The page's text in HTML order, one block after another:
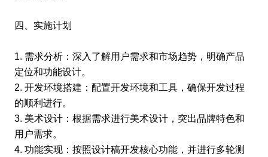
四、实施计划
1. 需求分析：深入了解用户需求和市场趋势，明确产品
定位和功能设计。
2. 开发环境搭建：配置开发环境和工具，确保开发过程
的顺利进行。
3. 美术设计：根据需求进行美术设计，突出品牌特色和
用户需求。
4. 功能实现：按照设计稿开发核心功能，并进行多轮测